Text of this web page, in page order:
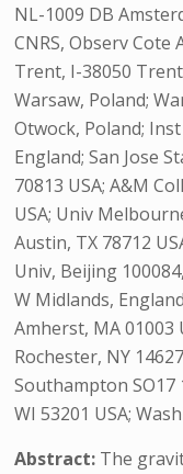
NL-1009 DB
CNRS, Observ Cote
Trent, I-38050
Warsaw, Poland;
Otwock, Poland;
England; San Jose
70813 USA; A&M
USA; Univ
Austin, TX 78712
Univ, Beijing
W Midlands,
Amherst, MA 01003
Rochester, NY
Southampton SO17
WI 53201 USA;
Abstract: The